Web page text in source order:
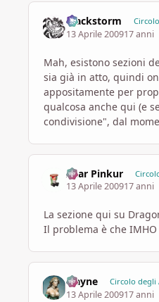
Blackstorm
13 Aprile 200917 anni
Mah, esistono sezioni
sia già in atto, quindi
appositamente per
qualcosa anche qui (e
condivisione", dal
Azar Pinkur
13 Aprile 200917 anni
La sezione qui su
Il problema è che
Elayne Circolo degli
13 Aprile 200917 anni